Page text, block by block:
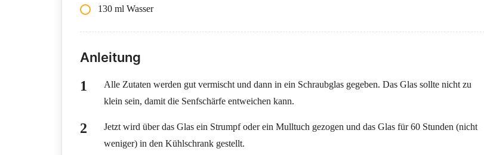
130 ml Wasser
Anleitung
Alle Zutaten werden gut vermischt und dann in ein Schraubglas gegeben. Das Glas sollte nicht zu
klein sein, damit die Senfschärfe entweichen kann.
Jetzt wird über das Glas ein Strumpf oder ein Mulltuch gezogen und das Glas für 60 Stunden (nicht
weniger) in den Kühlschrank gestellt.